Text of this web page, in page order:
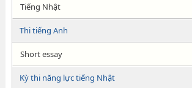
Tiếng Nhật
Thi tiếng Anh
Short essay
Kỳ thi năng lực tiếng Nhật